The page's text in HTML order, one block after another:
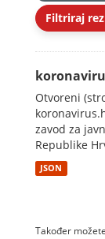
Filtriraj
Otvoreni
zavod za
Republike
JSON
Također